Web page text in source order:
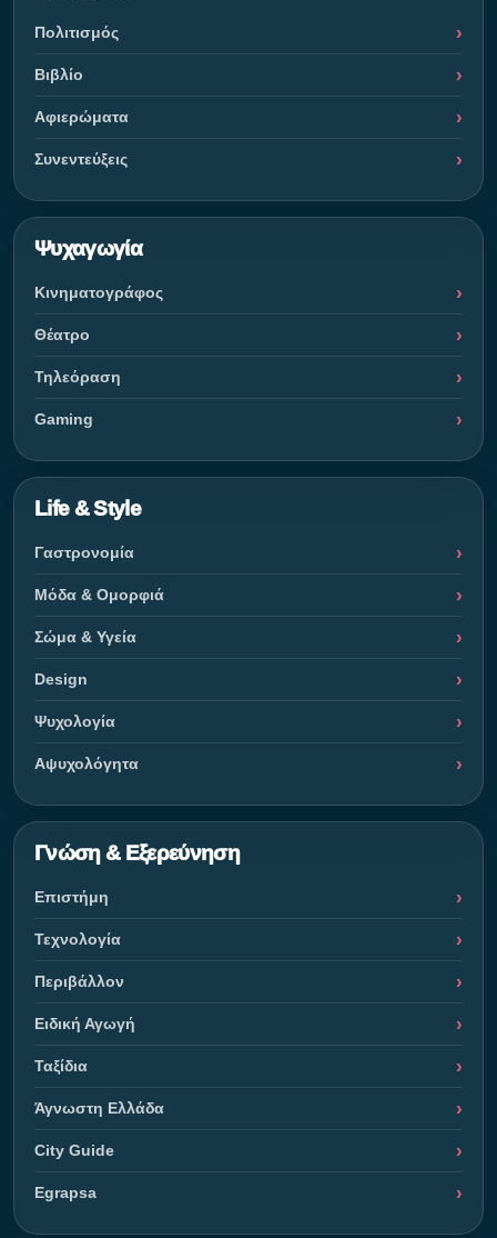
Πολιτισμός
Βιβλίο
Αφιερώματα
Συνεντεύξεις
Ψυχαγωγία
Κινηματογράφος
Θέατρο
Τηλεόραση
Gaming
Life & Style
Γαστρονομία
Μόδα & Ομορφιά
Σώμα & Υγεία
Design
Ψυχολογία
Αψυχολόγητα
Γνώση & Εξερεύνηση
Επιστήμη
Τεχνολογία
Περιβάλλον
Ειδική Αγωγή
Ταξίδια
Άγνωστη Ελλάδα
City Guide
Egrapsa